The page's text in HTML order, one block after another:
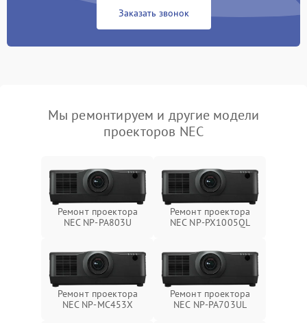
Заказать звонок
Мы ремонтируем и другие модели
проекторов NEC
Ремонт проектора
NEC NP-PA803U
Ремонт проектора
NEC NP-PX1005QL
Ремонт проектора
NEC NP-MC453X
Ремонт проектора
NEC NP-PA703UL